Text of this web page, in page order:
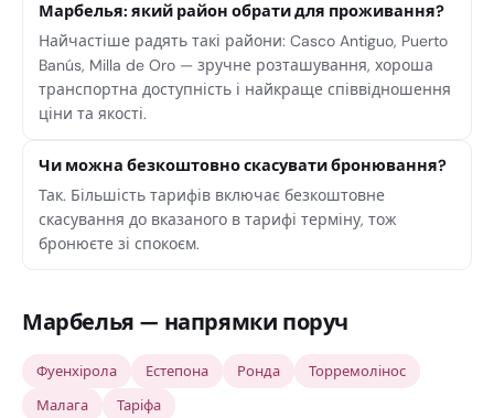
Марбелья: який район обрати для проживання?
Найчастіше радять такі райони: Casco Antiguo, Puerto
Banús, Milla de Oro — зручне розташування, хороша
транспортна доступність і найкраще співвідношення
ціни та якості.
Чи можна безкоштовно скасувати бронювання?
Так. Більшість тарифів включає безкоштовне
скасування до вказаного в тарифі терміну, тож
бронюєте зі спокоєм.
Марбелья — напрямки поруч
Фуенхірола Естепона Ронда
Торремолінос
Малага
Таріфа